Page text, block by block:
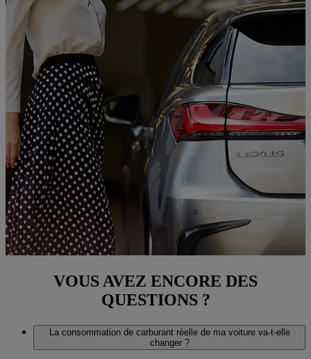
VOUS AVEZ ENCORE DES
QUESTIONS ?
La consommation de carburant réelle de ma voiture va-t-elle
changer ?